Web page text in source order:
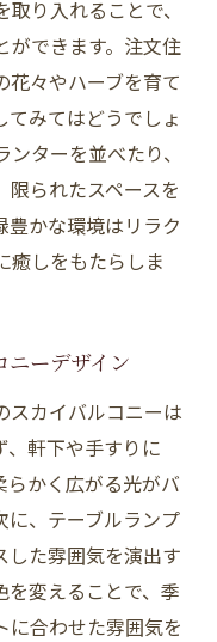
り入れることで、
ができます。注文住
花々やハーブを育て
てみてはどうでしょ
ターを並べたり、
られたスペースを
豊かな環境はリラク
癒しをもたらしま
ニーデザイン
スカイバルコニーは
、軒下や手すりに
らかく広がる光がバ
に、テーブルランプ
した雰囲気を演出す
を変えることで、季
に合わせた雰囲気を